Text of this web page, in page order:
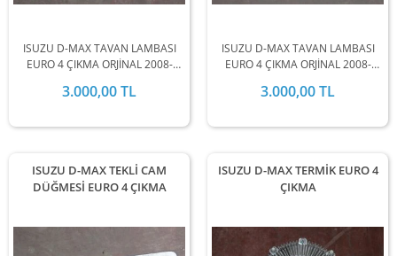
ISUZU D-MAX TAVAN LAMBASI
EURO 4 ÇIKMA ORJİNAL 2008-
ARALIĞINDA STOKLARIMIZDA
3.000,00 TL
ISUZU D-MAX TAVAN LAMBASI
EURO 4 ÇIKMA ORJİNAL 2008-
ARALIĞINDA STOKLARIMIZDA
3.000,00 TL
ISUZU D-MAX TEKLİ CAM
DÜĞMESİ EURO 4 ÇIKMA
ISUZU D-MAX TERMİK EURO 4
ÇIKMA